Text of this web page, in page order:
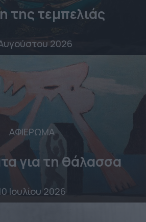
της τεμπελιάς
2026
ΑΦΙΕΡΩΜΑ
για τη θάλασσα
Ιουλίου 2026